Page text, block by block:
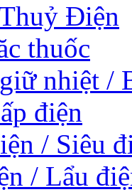
Điện
thuốc
nhiệt /
điện
/ Siêu
/ Lẩu